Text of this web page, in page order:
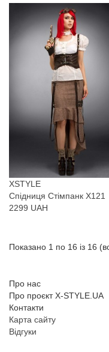
XSTYLE
Спідниця Стімпанк X121
2299 UAH
Показано 1 по 16 із 16
Про нас
Про проєкт X-STYLE.UA
Контакти
Карта сайту
Відгуки